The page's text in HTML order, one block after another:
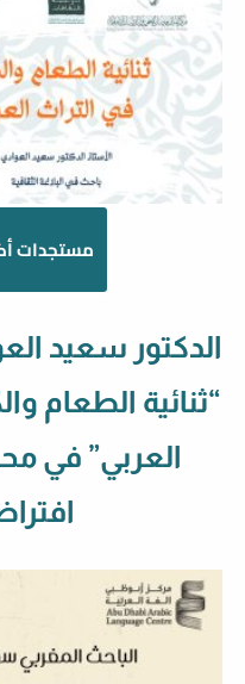
مستجدات
الدكتور سعيد
“ثنائية الطعام
العربي” في